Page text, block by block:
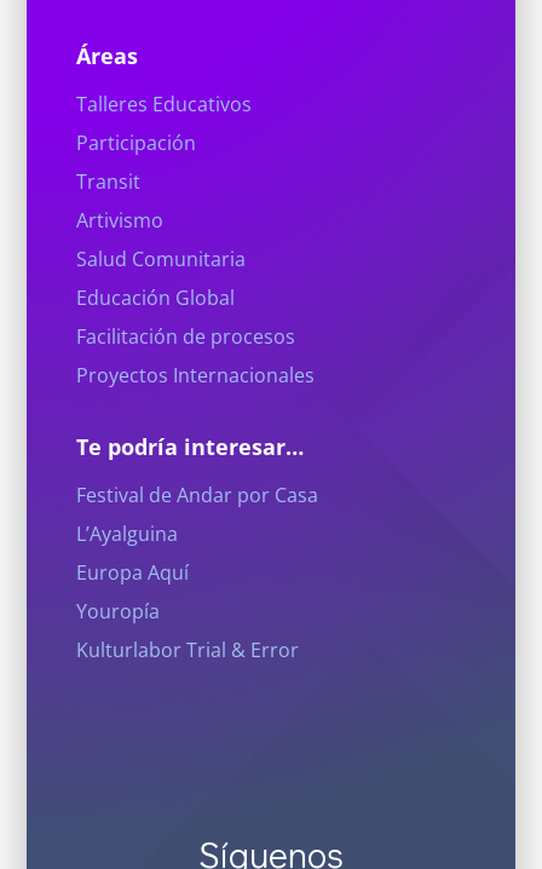
Áreas
Talleres Educativos
Participación
Transit
Artivismo
Salud Comunitaria
Educación Global
Facilitación de procesos
Proyectos Internacionales
Te podría interesar…
Festival de Andar por Casa
L’Ayalguina
Europa Aquí
Youropía
Kulturlabor Trial & Error
Síguenos